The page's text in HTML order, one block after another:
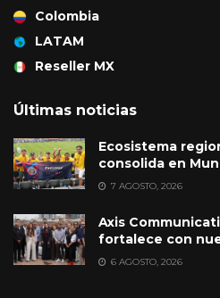
Colombia
LATAM
Reseller MX
Últimas noticias
Ecosistema
consolida en
7 AGOSTO, 2026
Axis
fortalece con
6 AGOSTO, 2026